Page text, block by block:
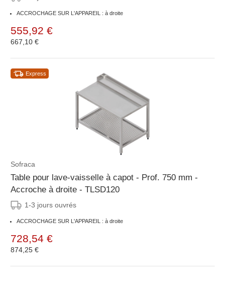
ACCROCHAGE SUR L'APPAREIL : à droite
555,92 €
667,10 €
Express
Sofraca
Table pour lave-vaisselle à capot - Prof. 750 mm -
Accroche à droite - TLSD120
1-3 jours ouvrés
ACCROCHAGE SUR L'APPAREIL : à droite
728,54 €
874,25 €